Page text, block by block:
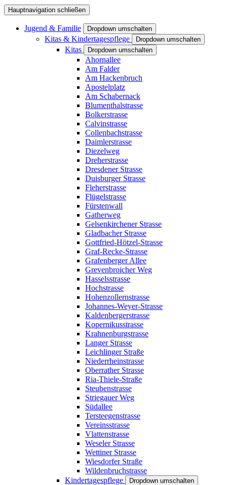
Hauptnavigation schließen
Jugend & Familie Dropdown umschalten
Kitas & Kindertagespflege Dropdown umschalten
Kitas Dropdown umschalten
Ahornallee
Am Falder
Am Hackenbruch
Apostelplatz
Am Schabernack
Blumenthalstrasse
Bolkerstrasse
Calvinstrasse
Collenbachstrasse
Daimlerstrasse
Diezelweg
Dreherstrasse
Dresdener Strasse
Duisburger Strasse
Fleherstrasse
Flügelstrasse
Fürstenwall
Gatherweg
Gelsenkirchener Strasse
Gladbacher Strasse
Gottfried-Hötzel-Strasse
Graf-Recke-Strasse
Grafenberger Allee
Grevenbroicher Weg
Hasselsstrasse
Hochstrasse
Hohenzollernstrasse
Johannes-Weyer-Strasse
Kaldenbergerstrasse
Kopernikusstrasse
Krahnenburgstrasse
Langer Strasse
Leichlinger Straße
Niederrheinstrasse
Oberrather Strasse
Ria-Thiele-Straße
Steubenstrasse
Striegauer Weg
Südallee
Tersteegenstrasse
Vereinsstrasse
Vlattenstrasse
Weseler Strasse
Wettiner Strasse
Wiesdorfer Straße
Wildenbruchstrasse
Kindertagespflege
Dropdown umschalten